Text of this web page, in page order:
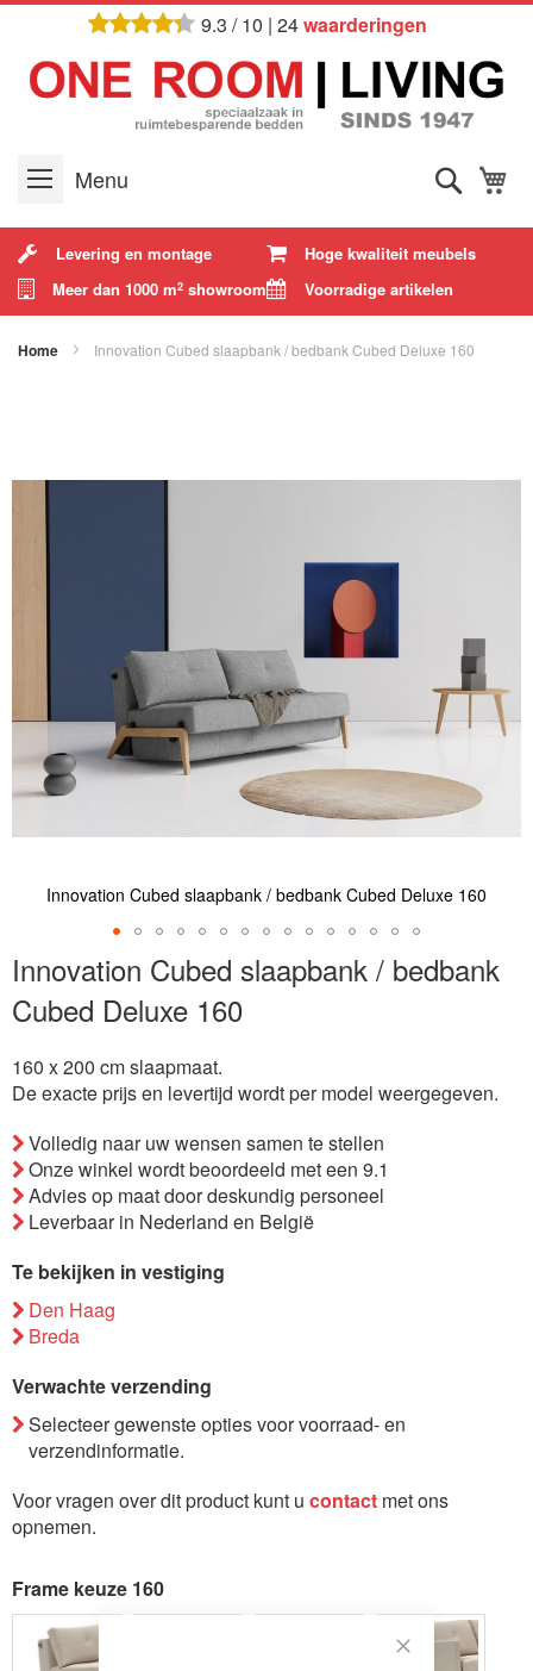
Ga
naar
de
inhoud
9.3 / 10 | 24waarderingen
Menu Zoek
Levering en montage
Hoge kwaliteit meubels
Meer dan 1000 m2 showroom Voorradige artikelen
Home Innovation Cubed slaapbank / bedbank Cubed Deluxe 160
Innovation Cubed slaapbank / bedbank Cubed Deluxe 160
Ga
naar
het
van
de
gallerij
Innovation Cubed slaapbank / bedbank
Cubed Deluxe 160
160 x 200 cm slaapmaat.
De exacte prijs en levertijd wordt per model weergegeven.
Volledig naar uw wensen samen te stellen
Onze winkel wordt beoordeeld met een 9.1
Advies op maat door deskundig personeel
Leverbaar in Nederland en België
Te bekijken in vestiging
Den Haag
Breda
Verwachte verzending
Selecteer gewenste opties voor voorraad- en
verzendinformatie.
Voor vragen over dit product kunt u contact met ons
opnemen.
Frame keuze 160